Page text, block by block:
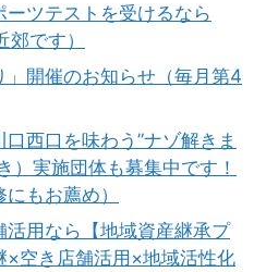
ツテストを受けるなら
です）
」開催のお知らせ（毎月第4
西口を味わう”ナゾ解きま
）実施団体も募集中です！
もお薦め）
用なら【地域資産継承プ
×空き店舗活用×地域活性化